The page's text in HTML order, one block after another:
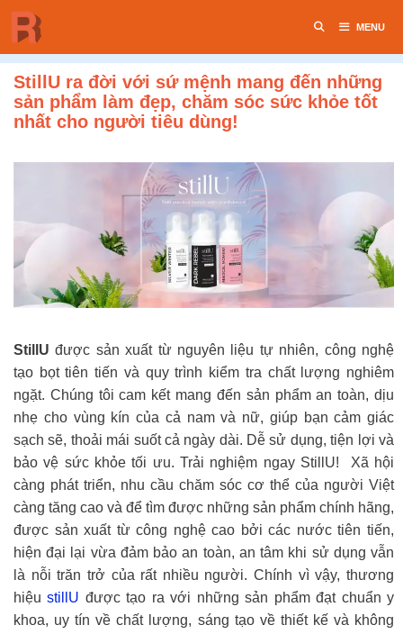
Chuyển
đến
nội
dung
MENU
StillU ra đời với sứ mệnh mang đến những
sản phẩm làm đẹp, chăm sóc sức khỏe tốt
nhất cho người tiêu dùng!
StillU được sản xuất từ nguyên liệu tự nhiên, công nghệ
tạo bọt tiên tiến và quy trình kiểm tra chất lượng nghiêm
ngặt. Chúng tôi cam kết mang đến sản phẩm an toàn, dịu
nhẹ cho vùng kín của cả nam và nữ, giúp bạn cảm giác
sạch sẽ, thoải mái suốt cả ngày dài. Dễ sử dụng, tiện lợi và
bảo vệ sức khỏe tối ưu. Trải nghiệm ngay StillU! Xã hội
càng phát triển, nhu cầu chăm sóc cơ thể của người Việt
càng tăng cao và để tìm được những sản phẩm chính hãng,
được sản xuất từ công nghệ cao bởi các nước tiên tiến,
hiện đại lại vừa đảm bảo an toàn, an tâm khi sử dụng vẫn
là nỗi trăn trở của rất nhiều người. Chính vì vậy, thương
hiệustillU được tạo ra với những sản phẩm đạt chuẩn y
khoa, uy tín về chất lượng, sáng tạo về thiết kế và không